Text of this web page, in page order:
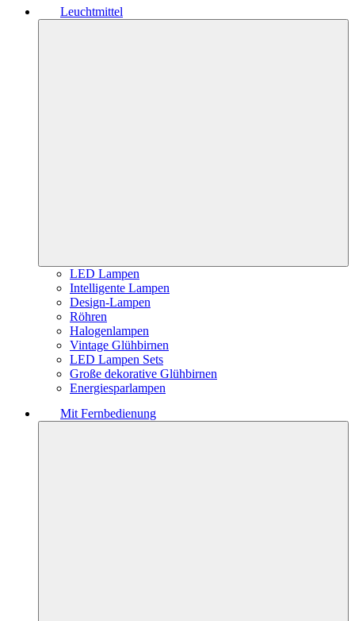
Leuchtmittel
LED Lampen
Intelligente Lampen
Design-Lampen
Röhren
Halogenlampen
Vintage Glühbirnen
LED Lampen Sets
Große dekorative Glühbirnen
Energiesparlampen
Mit Fernbedienung